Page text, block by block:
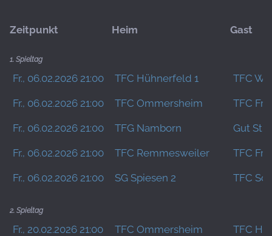
Zeitpunkt Heim Gast
1. Spieltag
Fr., 06.02.2026 21:00 TFC Hühnerfeld 1 TFC
Fr., 06.02.2026 21:00 TFC Ommersheim TFC
Fr., 06.02.2026 21:00 TFG Namborn Gut
Fr., 06.02.2026 21:00 TFC Remmesweiler TFC
Fr., 06.02.2026 21:00 SG Spiesen 2 TFC
2. Spieltag
Fr., 20.02.2026 21:00 TFC Ommersheim TFC